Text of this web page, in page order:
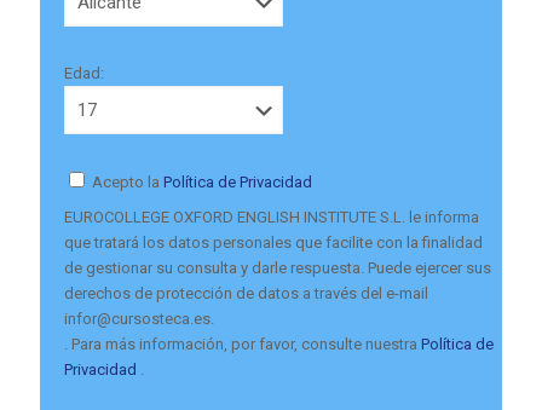
Edad:
Acepto la Política de Privacidad
EUROCOLLEGE OXFORD ENGLISH INSTITUTE S.L. le informa
que tratará los datos personales que facilite con la finalidad
de gestionar su consulta y darle respuesta. Puede ejercer sus
derechos de protección de datos a través del e-mail
infor@cursosteca.es.
. Para más información, por favor, consulte nuestra Política de
Privacidad